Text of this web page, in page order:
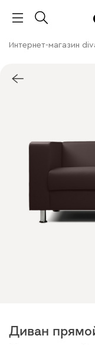
Интернет-магазин
Диван